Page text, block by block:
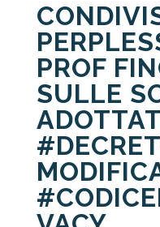
PROF
SULLE